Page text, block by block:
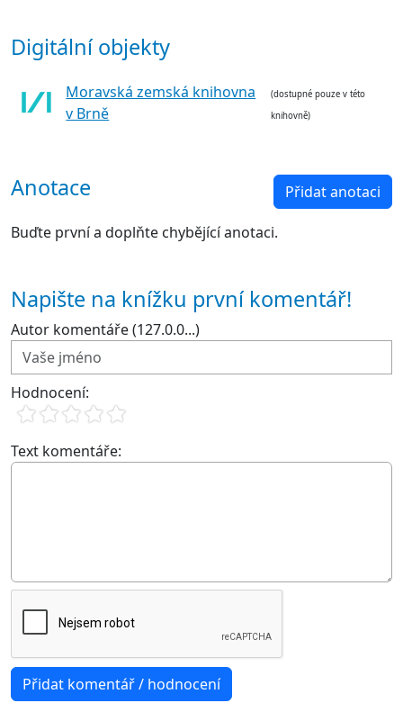
Digitální objekty
Moravská zemská knihovna
v Brně
(dostupné pouze v této
knihovně)
Anotace Přidat anotaci
Buďte první a doplňte chybějící anotaci.
Napište na knížku první komentář!
Autor komentáře (127.0.0...)
Hodnocení:
Text komentáře: